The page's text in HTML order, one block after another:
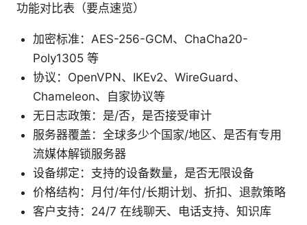
功能对比表（要点速览）
加密标准：AES-256-GCM、ChaCha20-
Poly1305 等
协议：OpenVPN、IKEv2、WireGuard、
Chameleon、自家协议等
无日志政策：是/否，是否接受审计
服务器覆盖：全球多少个国家/地区、是否有专用
流媒体解锁服务器
设备绑定：支持的设备数量，是否无限设备
价格结构：月付/年付/长期计划、折扣、退款策略
客户支持：24/7 在线聊天、电话支持、知识库